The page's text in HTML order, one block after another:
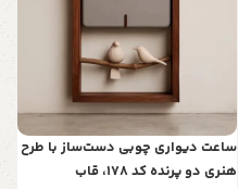
ساعت دیواری چوبی دست‌ساز با طرح
هنری دو پرنده کد 178، قاب